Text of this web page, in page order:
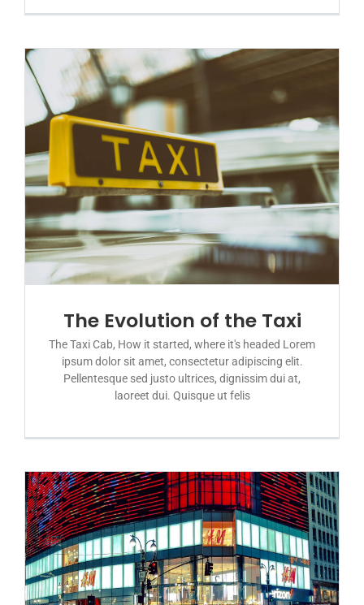
The Evolution of the Taxi
The Taxi Cab, How it started, where it's headed Lorem
ipsum dolor sit amet, consectetur adipiscing elit.
Pellentesque sed justo ultrices, dignissim dui at,
laoreet dui. Quisque ut felis